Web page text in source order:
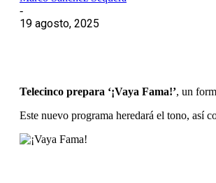
-
19 agosto, 2025
Telecinco prepara ‘¡Vaya Fama!’, un
Este nuevo programa heredará el tono, así